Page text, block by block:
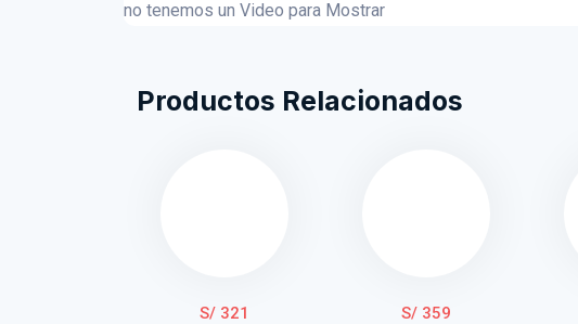
no tenemos un Video para Mostrar
Productos Relacionados
S/ 321 S/ 359